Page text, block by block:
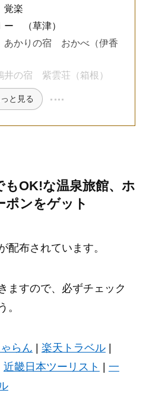
楽
（草津）
かりの宿 おかべ（伊香
の宿 紫雲荘（箱根）
と見る
もOK!な温泉旅館、ホ
ポンをゲット
配布されています。
ますので、必ずチェック
。
ゃらん | 楽天トラベル|
近畿日本ツーリスト | 一